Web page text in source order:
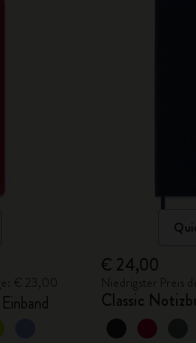
€ 24,00
Classic